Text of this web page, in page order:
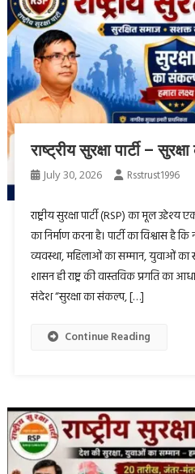
राष्ट्रीय सुरक्षा पार्टी –
July 30, 2026 Rsstrust1996
राष्ट्रीय सुरक्षा पार्टी (RSP) का मूल
का निर्माण करना है। पार्टी का विश्वास है
व्यवस्था, महिलाओं का सम्मान, युवाओं का
शासन ही राष्ट्र की वास्तविक प्रगति का
संदेश “सुरक्षा का संकल्प, […]
Continue Reading